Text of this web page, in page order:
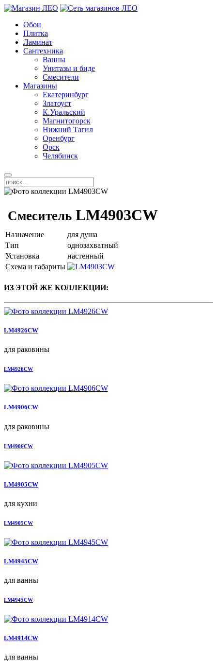
Обои
Плитка
Ламинат
Сантехника
Ванны
Унитазы и биде
Смесители
Магазины
Екатеринбург
Златоуст
К.Уральский
Магнитогорск
Нижний Тагил
Оренбург
Орск
Челябинск
Смеситель LM4903CW
Назначение
для душа
Тип
однозахватный
Установка
настенный
Схема и габариты
ИЗ ЭТОЙ ЖЕ КОЛЛЕКЦИИ:
LM4926CW
для раковины
LM4926CW
LM4906CW
для раковины
LM4906CW
LM4905CW
для кухни
LM4905CW
LM4945CW
для ванны
LM4945CW
LM4914CW
для ванны